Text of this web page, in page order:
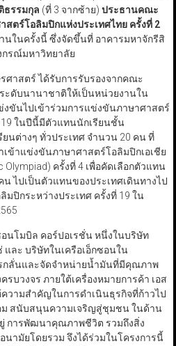
ธรรมกุล (ที่ 3 จากซ้าย) ประธานคณะ
ตร์โอลิมปิกแห่งประเทศไทย ครั้งที่ 2
นในครั้งนี้ ซึ่งจัดขึ้นที่ อาคารมหาจักรีสิ
รณ์มหาวิทยาลัย
าสตร์ ได้รับการรับรองจากคณะ
ะดับนานาชาติให้เป็นหน่วยงานใน
งขันไปเข้าร่วมการแข่งขันภาษาศาสตร์
ในปีนี้มีตัวแทนนักเรียนชั้น
นต่างๆ ทั่วประเทศ จำนวน 20 คน ที่
เข้าแข่งขันภาษาศาสตร์โอลิมปิกเอเชีย
Olympiad) ครั้งที่ 4 เพื่อคัดเลือกตัวแทน
ไปเป็นตัวแทนของประเทศเดินทางไป
ปิกระหว่างประเทศ ครั้งที่ 19 ใน
นโมบิล คอร์ปอเรชั่น หนึ่งในบริษัท
ละ บริษัทในเครือเอ็กซอนใน
กลั่นและจัดจำหน่ายน้ำมันที่มีคุณภาพ
วงจร ภายใต้เครื่องหมายการค้า เอส
วามสำคัญในการดำเนินธุรกิจที่ก้าวไป
สนับสนุนความเจริญสู่ชุมชน ในด้าน
การพัฒนาคุณภาพชีวิต รวมถึงสิ่ง
ามัยโดยรวม จึงได้ร่วมในโครงการนี้